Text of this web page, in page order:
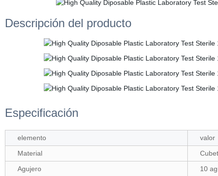
Descripción del producto
Especificación
elemento
valor
Material
Agujero
10